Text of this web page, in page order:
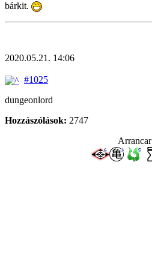
bárkit.
2020.05.21. 14:06
#1025
dungeonlord
Hozzászólások: 2747
Arrancar